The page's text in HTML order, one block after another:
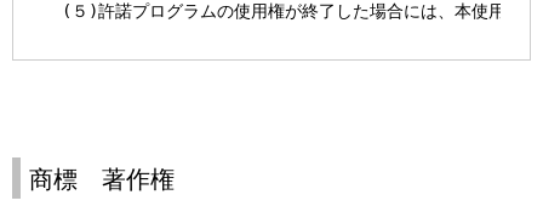
(５)許諾プログラムの使用権が終了した場合には、本使用条
「ホスト・コンピュータ」といいます。）においてのみ
商標 著作権